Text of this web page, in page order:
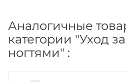
Аналогичные
категории "Уход
ногтями" :